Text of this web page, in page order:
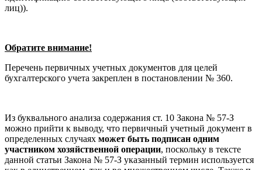
лиц)).
Обратите внимание!
Перечень первичных учетных документов для целей
бухгалтерского учета закреплен в постановлении № 360.
Из буквального анализа содержания ст. 10 Закона № 57-З
можно прийти к выводу, что первичный учетный документ в
определенных случаях может быть подписан одним
участником хозяйственной операции, поскольку в тексте
данной статьи Закона № 57-З указанный термин используется